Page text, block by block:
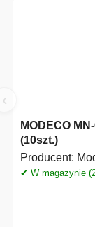
‹
MODECO
(10szt.)
Producent:
✔ W magazynie